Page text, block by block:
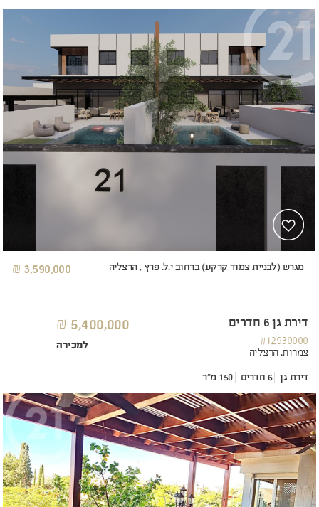
מגרש (לבניית צמוד קרקע) ברחוב י.ל. פרץ , הרצליה 3,590,000 ₪
דירת גן 6 חדרים
#12930000
צמרות,הרצליה
דירת גן 6 חדרים 150 מ"ר
5,400,000 ₪
למכירה